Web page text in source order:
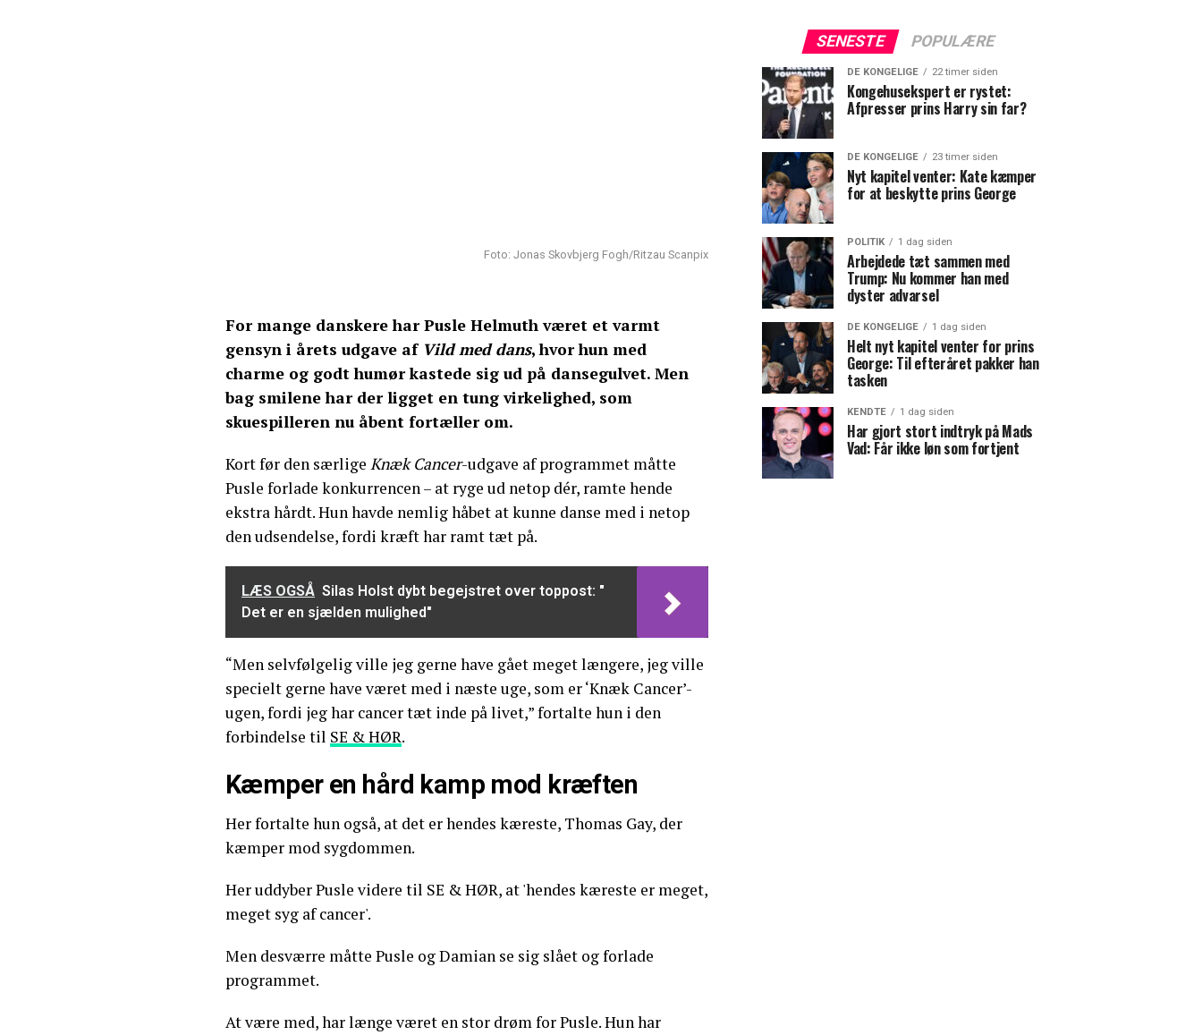
Foto: Jonas Skovbjerg Fogh/Ritzau Scanpix
For mange danskere har Pusle Helmuth været et varmt
gensyn i årets udgave af Vild med dans, hvor hun med
charme og godt humør kastede sig ud på dansegulvet. Men
bag smilene har der ligget en tung virkelighed, som
skuespilleren nu åbent fortæller om.
Kort før den særlige Knæk Cancer-udgave af programmet måtte
Pusle forlade konkurrencen – at ryge ud netop dér, ramte hende
ekstra hårdt. Hun havde nemlig håbet at kunne danse med i netop
den udsendelse, fordi kræft har ramt tæt på.
LÆS OGSÅ Silas Holst dybt begejstret over toppost: "
Det er en sjælden mulighed"
“Men selvfølgelig ville jeg gerne have gået meget længere, jeg ville
specielt gerne have været med i næste uge, som er ‘Knæk Cancer’-
ugen, fordi jeg har cancer tæt inde på livet,” fortalte hun i den
forbindelse til SE & HØR.
Kæmper en hård kamp mod kræften
Her fortalte hun også, at det er hendes kæreste, Thomas Gay, der
kæmper mod sygdommen.
Her uddyber Pusle videre til SE & HØR, at 'hendes kæreste er meget,
meget syg af cancer'.
Men desværre måtte Pusle og Damian se sig slået og forlade
programmet.
At være med, har længe været en stor drøm for Pusle. Hun har
SENESTE POPULÆRE
DE KONGELIGE 22 timer siden
Kongehusekspert er rystet:
Afpresser prins Harry sin far?
DE KONGELIGE 23 timer siden
Nyt kapitel venter: Kate kæmper
for at beskytte prins George
POLITIK 1 dag siden
Arbejdede tæt sammen med
Trump: Nu kommer han med
dyster advarsel
DE KONGELIGE 1 dag siden
Helt nyt kapitel venter for prins
George: Til efteråret pakker han
tasken
KENDTE 1 dag siden
Har gjort stort indtryk på Mads
Vad: Får ikke løn som fortjent